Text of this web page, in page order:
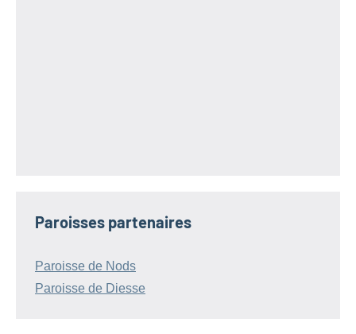
Paroisses partenaires
Paroisse de Nods
Paroisse de Diesse